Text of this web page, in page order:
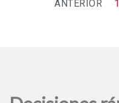
ANTERIOR 1